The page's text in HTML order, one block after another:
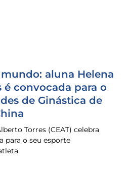
mundo: aluna Helena
é convocada para o
de Ginástica de
Torres (CEAT) celebra
para o seu esporte